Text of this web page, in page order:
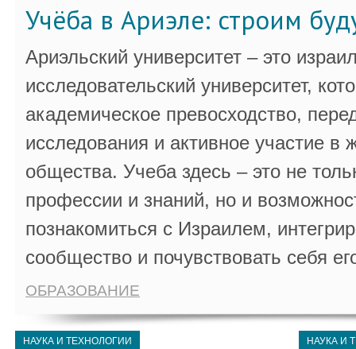
Учёба в Ариэле: строим
Ариэльский университет – это
исследовательский университет,
академическое превосходство,
исследования и активное участие в
общества. Учеба здесь – это не
профессии и знаний, но и
познакомиться с Израилем,
сообщество и почувствовать себя
ОБРАЗОВАНИЕ
НАУКА И ТЕХНОЛОГИИ НАУКА И